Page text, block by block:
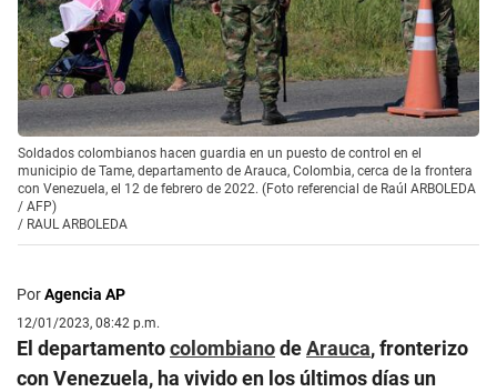
Soldados colombianos hacen guardia en un puesto de control en el
municipio de Tame, departamento de Arauca, Colombia, cerca de la frontera
con Venezuela, el 12 de febrero de 2022. (Foto referencial de Raúl ARBOLEDA
/ AFP)
/ RAUL ARBOLEDA
PorAgencia AP
12/01/2023, 08:42 p.m.
El departamentocolombianodeArauca, fronterizo
con Venezuela, ha vivido en los últimos días un